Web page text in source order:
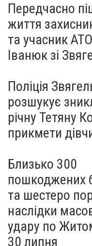
Передчасно
життя
та учасник
Іванюк зі
Поліція
розшукує
річну Тетяну
прикмети
Близько 300
пошкоджених
та шестеро
наслідки
удару по
30 липня